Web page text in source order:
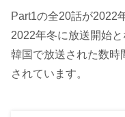
Part1の全20話が2022
2022年冬に放送開始と
韓国で放送された数時
されています。